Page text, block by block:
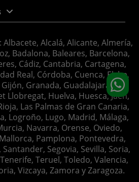
Albacete, Alcalá, Alicante, Almería,
Badalona, Baleares, Barcelona,
Cádiz, Cantabria, Cartagena,
Real, Córdoba, Cuenca, Elche,
Granada, Guadalajara,
Llobregat, Huelva, Huesca, Jaén,
Las Palmas de Gran Canaria,
Logroño, Lugo, Madrid, Málaga,
Navarra, Orense, Oviedo,
Pamplona, Pontevedra,
Segovia, Sevilla, Soria,
Teruel, Toledo, Valencia,
Vizcaya, Zamora y Zaragoza.